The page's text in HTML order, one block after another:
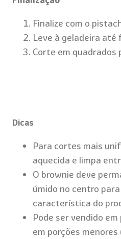
Finalize com o
Leve à geladeira
Corte em quadrados
Dicas
Para cortes mais
aquecida e limpa
O brownie deve
úmido no centro
característica do
Pode ser vendido
em porções